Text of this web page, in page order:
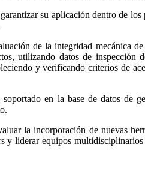
su aplicación dentro de
de la integridad mecánica
utilizando datos de
y verificando criterios de
en la base de datos de
la incorporación de nuevas
y liderar equipos